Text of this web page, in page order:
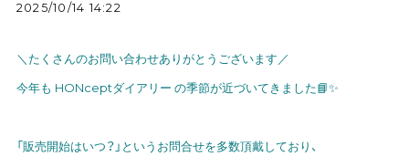
2025/10/14 14:22
＼たくさんのお問い合わせありがとうございます／
今年も HONceptダイアリー の季節が近づいてきました📘✨
「販売開始はいつ？」というお問合せを多数頂戴しており、